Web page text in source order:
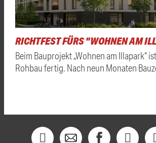
RICHTFEST FÜRS "WOHNEN AM
Beim Bauprojekt „Wohnen am Illapark“
Rohbau fertig. Nach neun Monaten